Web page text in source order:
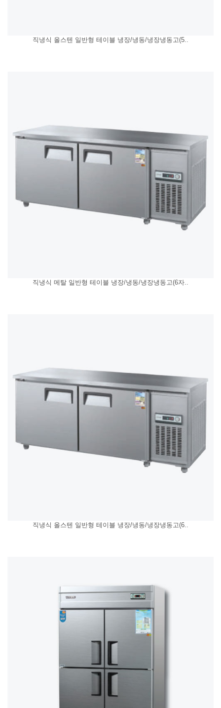
직냉식 올스텐 일반형 테이블 냉장/냉동/냉장냉동고(5..
직냉식 메탈 일반형 테이블 냉장/냉동/냉장냉동고(6자..
직냉식 올스텐 일반형 테이블 냉장/냉동/냉장냉동고(6..